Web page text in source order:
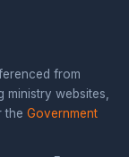
from
ministry websites,
the Government